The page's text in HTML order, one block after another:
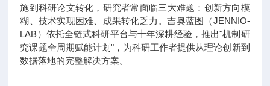
施到科研论文转化，研究者常面临三大难题：创新方向模
糊、技术实现困难、成果转化乏力。吉奥蓝图（JENNIO-
LAB）依托全链式科研平台与十年深耕经验，推出"机制研
究课题全周期赋能计划"，为科研工作者提供从理论创新到
数据落地的完整解决方案。